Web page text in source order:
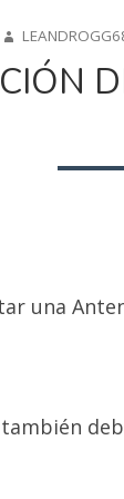
AUTOR
una